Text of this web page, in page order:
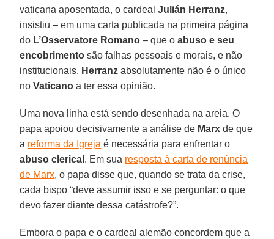
vaticana aposentada, o cardealJulián Herranz,
insistiu – em uma carta publicada na primeira página
do L’Osservatore Romano – que oabuso e seu
encobrimento são falhas pessoais e morais, e não
institucionais. Herranz absolutamente não é o único
noVaticano a ter essa opinião.
Uma nova linha está sendo desenhada na areia. O
papa apoiou decisivamente a análise de Marx de que
a reforma da Igreja é necessária para enfrentar o
abuso clerical . Em sua resposta à carta de renúncia
de Marx, o papa disse que, quando se trata da crise,
cada bispo “deve assumir isso e se perguntar: o que
devo fazer diante dessa catástrofe?”.
Embora o papa e o cardeal alemão concordem que a